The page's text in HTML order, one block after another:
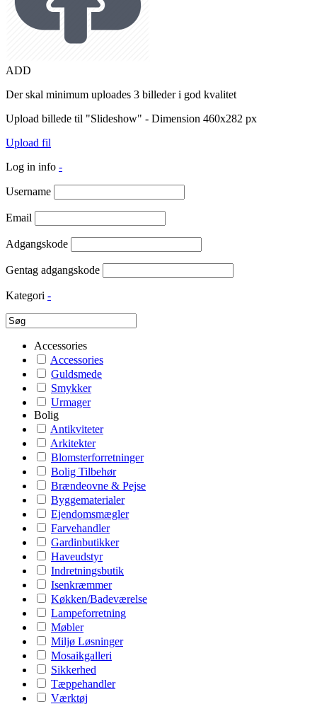
ADD
Der skal minimum uploades 3 billeder i god kvalitet
Upload billede til "Slideshow" - Dimension 460x282 px
Upload fil
Log in info -
Username
Email
Adgangskode
Gentag adgangskode
Kategori -
Accessories
Accessories
Guldsmede
Smykker
Urmager
Bolig
Antikviteter
Arkitekter
Blomsterforretninger
Bolig Tilbehør
Brændeovne & Pejse
Byggematerialer
Ejendomsmægler
Farvehandler
Gardinbutikker
Haveudstyr
Indretningsbutik
Isenkræmmer
Køkken/Badeværelse
Lampeforretning
Møbler
Miljø Løsninger
Mosaikgalleri
Sikkerhed
Tæppehandler
Værktøj